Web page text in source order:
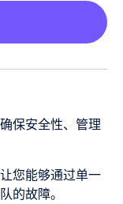
保安全性、管理
您能够通过单一
的故障。